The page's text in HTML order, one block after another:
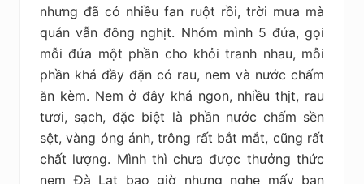
nhưng đã có nhiều fan ruột rồi, trời mưa mà
quán vẫn đông nghịt. Nhóm mình 5 đứa, gọi
mỗi đứa một phần cho khỏi tranh nhau, mỗi
phần khá đầy đặn có rau, nem và nước chấm
ăn kèm. Nem ở đây khá ngon, nhiều thịt, rau
tươi, sạch, đặc biệt là phần nước chấm sền
sệt, vàng óng ánh, trông rất bắt mắt, cũng rất
chất lượng. Mình thì chưa được thưởng thức
nem Đà Lạt bao giờ nhưng nghe mấy bạn